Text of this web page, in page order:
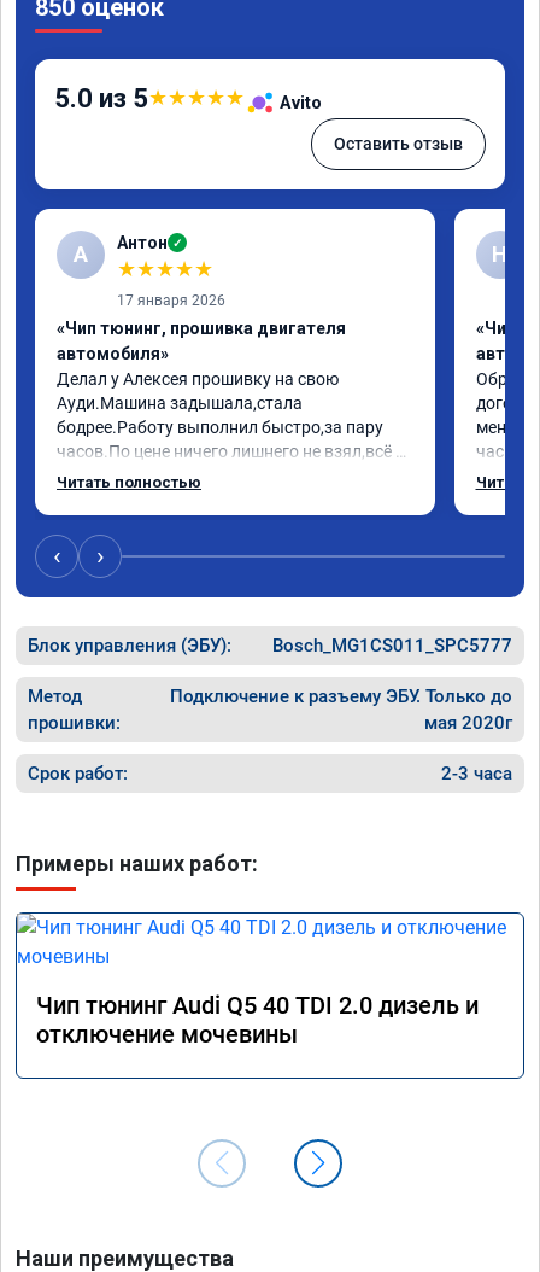
850 оценок
5.0 из 5★★★★★ Avito
Оставить отзыв
А Антон ✓
★★★★★
17 января 2026
«Чип тюнинг, прошивка двигателя
автомобиля»
Делал у Алексея прошивку на свою
Ауди.Машина задышала,стала
бодрее.Работу выполнил быстро,за пару
часов.По цене ничего лишнего не взял,всё
как договаривались заранее.После работы
случае поломки авто.Однозначно
рекомендую Алексея как грамотного
специалиста!
Читать полностью
Н
«Чип
меня
час
Арман
Читать
‹ ›
Блок управления (ЭБУ): Bosch_MG1CS011_SPC5777
Метод
прошивки:
Подключение к разъему ЭБУ. Только до
мая 2020г
Срок работ: 2-3 часа
Примеры наших работ:
Чип тюнинг Audi Q5 40 TDI 2.0 дизель и
отключение мочевины
Наши преимущества